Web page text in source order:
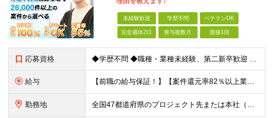
未経験歓迎 学歴不問 ベテランOK
完全週休2日 賞与複数月 面接1回
応募資格 ◆学歴不問 ◆職種・業種未経験、第二新卒歓迎 【具体的には】 1ヶ月でも実務経験があれば尚◎ ※豊富な経験者は特に給与面で大きな優遇有 ＜経験浅めの方でも歓迎＞ ★以下「◎」いずれかに該当され
給与 【前職の給与保証！】【案件還元率82％以上業界最高水準！】【転職者の100%が収入UPを実現！】 ＼スキルに見合った収入を望む方は、ぜひ！／ 【経験1年未満の方】 月給23万円～35万円 ※月給には
勤務地 全国47都道府県のプロジェクト先または本社（新宿区） ◎勤務地は希望を考慮。転勤はありません。 ◎フルリモート(完全在宅勤務）多数あります。 ◎転職時にお引越しをご検討の際には引越し費用または住宅手